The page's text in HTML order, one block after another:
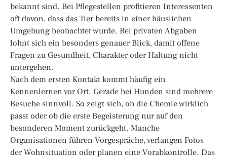
bekannt sind. Bei Pflegestellen profitieren Interessenten
oft davon, dass das Tier bereits in einer häuslichen
Umgebung beobachtet wurde. Bei privaten Abgaben
lohnt sich ein besonders genauer Blick, damit offene
Fragen zu Gesundheit, Charakter oder Haltung nicht
untergehen.
Nach dem ersten Kontakt kommt häufig ein
Kennenlernen vor Ort. Gerade bei Hunden sind mehrere
Besuche sinnvoll. So zeigt sich, ob die Chemie wirklich
passt oder ob die erste Begeisterung nur auf den
besonderen Moment zurückgeht. Manche
Organisationen führen Vorgespräche, verlangen Fotos
der Wohnsituation oder planen eine Vorabkontrolle. Das